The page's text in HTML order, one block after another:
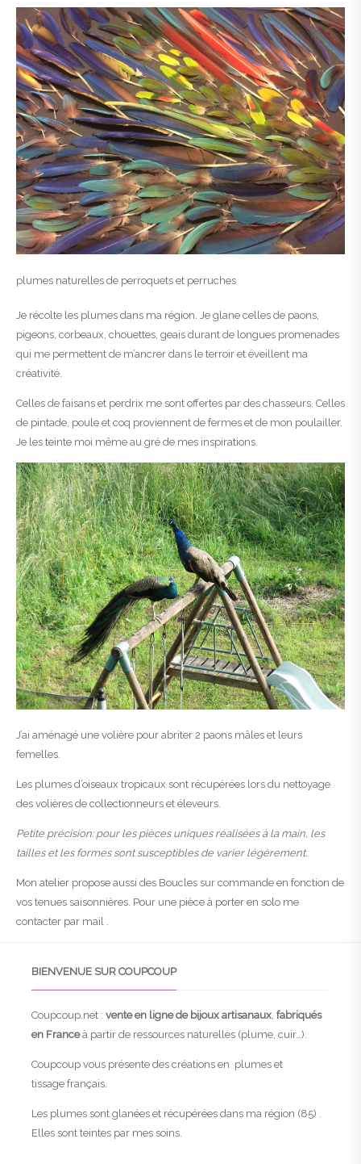
plumes naturelles de perroquets et perruches
Je récolte les plumes dans ma région. Je glane celles de paons,
pigeons, corbeaux, chouettes, geais durant de longues promenades
qui me permettent de m’ancrer dans le terroir et éveillent ma
créativité.
Celles de faisans et perdrix me sont offertes par des chasseurs. Celles
de pintade, poule et coq proviennent de fermes et de mon poulailler.
Je les teinte moi même au gré de mes inspirations.
J’ai aménagé une volière pour abriter 2 paons mâles et leurs
femelles.
Les plumes d’oiseaux tropicaux sont récupérées lors du nettoyage
des volières de collectionneurs et éleveurs.
Petite précision: pour les pièces uniques réalisées à la main, les
tailles et les formes sont susceptibles de varier légèrement.
Mon atelier propose aussi des Boucles sur commande en fonction de
vos tenues saisonnières. Pour une pièce à porter en solo me
contacter par mail .
BIENVENUE SUR COUPCOUP
Coupcoup.net : vente en ligne de bijoux artisanaux, fabriqués
en Franceà partir de ressources naturelles (plume, cuir…).
Coupcoup vous présente des créations en plumes et
tissage français.
Les plumes sont glanées et récupérées dans ma région (85) .
Elles sont teintes par mes soins.